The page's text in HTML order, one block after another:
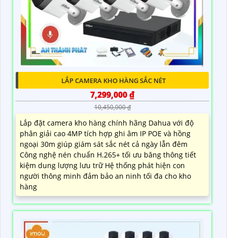
LẮP CAMERA KHO HÀNG SẮC NÉT
7,299,000 ₫
10,450,000 ₫
Lắp đặt camera kho hàng chính hãng Dahua với độ
phân giải cao 4MP tích hợp ghi âm IP POE và hồng
ngoại 30m giúp giám sát sắc nét cả ngày lẫn đêm
Công nghệ nén chuẩn H.265+ tối ưu băng thông tiết
kiệm dung lượng lưu trữ Hệ thống phát hiện con
người thông minh đảm bảo an ninh tối đa cho kho
hàng